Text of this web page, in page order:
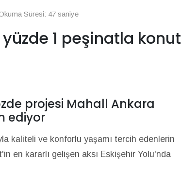
Süresi: 47 saniye
1 peşinatla konut
projesi Mahall Ankara
ediyor
kaliteli ve konforlu yaşamı tercih edenlerin
en kararlı gelişen aksı Eskişehir Yolu'nda